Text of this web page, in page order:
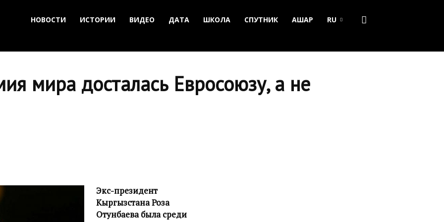
НОВОСТИ ИСТОРИИ ВИДЕО ДАТА ШКОЛА СПУТНИК АШАР RU
мира досталась Евросоюзу, а не
Экс-президент
Кыргызстана Роза
Отунбаева была среди